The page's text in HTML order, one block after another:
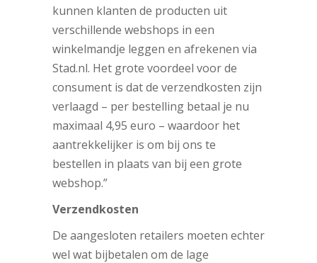
kunnen klanten de producten uit
verschillende webshops in een
winkelmandje leggen en afrekenen via
Stad.nl. Het grote voordeel voor de
consument is dat de verzendkosten zijn
verlaagd – per bestelling betaal je nu
maximaal 4,95 euro – waardoor het
aantrekkelijker is om bij ons te
bestellen in plaats van bij een grote
webshop.”
Verzendkosten
De aangesloten retailers moeten echter
wel wat bijbetalen om de lage